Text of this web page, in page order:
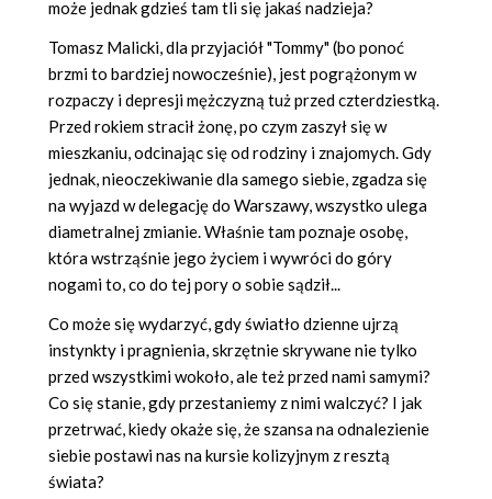
może jednak gdzieś tam tli się jakaś nadzieja?
Tomasz Malicki, dla przyjaciół "Tommy" (bo ponoć
brzmi to bardziej nowocześnie), jest pogrążonym w
rozpaczy i depresji mężczyzną tuż przed czterdziestką.
Przed rokiem stracił żonę, po czym zaszył się w
mieszkaniu, odcinając się od rodziny i znajomych. Gdy
jednak, nieoczekiwanie dla samego siebie, zgadza się
na wyjazd w delegację do Warszawy, wszystko ulega
diametralnej zmianie. Właśnie tam poznaje osobę,
która wstrząśnie jego życiem i wywróci do góry
nogami to, co do tej pory o sobie sądził...
Co może się wydarzyć, gdy światło dzienne ujrzą
instynkty i pragnienia, skrzętnie skrywane nie tylko
przed wszystkimi wokoło, ale też przed nami samymi?
Co się stanie, gdy przestaniemy z nimi walczyć? I jak
przetrwać, kiedy okaże się, że szansa na odnalezienie
siebie postawi nas na kursie kolizyjnym z resztą
świata?